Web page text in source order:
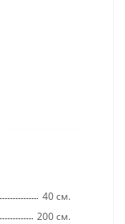
40 см.
200 см.